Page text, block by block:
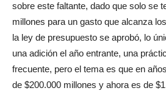
sobre este faltante, dado que solo se
millones para un gasto que alcanza
la ley de presupuesto se aprobó, lo
una adición el año entrante, una
frecuente, pero el tema es que en
de $200.000 millones y ahora es de